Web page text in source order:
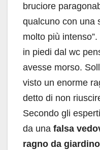
bruciore
qualcuno con una
molto più
in piedi dal wc
avesse morso.
visto un enorme
detto di non
Secondo gli
da una falsa
ragno da giardino